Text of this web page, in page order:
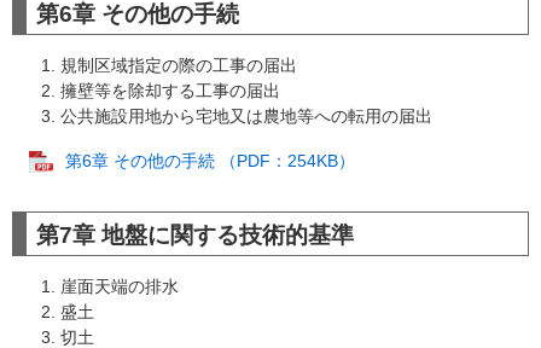
第6章 その他の手続
規制区域指定の際の工事の届出
擁壁等を除却する工事の届出
公共施設用地から宅地又は農地等への転用の届出
第6章 その他の手続 （PDF：254KB）
第7章 地盤に関する技術的基準
崖面天端の排水
盛土
切土